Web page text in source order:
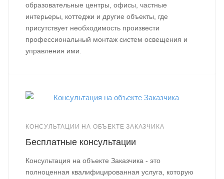
образовательные центры, офисы, частные
интерьеры, коттеджи и другие объекты, где
присутствует необходимость произвести
профессиональный монтаж систем освещения и
управления ими.
КОНСУЛЬТАЦИИ НА ОБЪЕКТЕ ЗАКАЗЧИКА
Бесплатные консультации
Консультация на объекте Заказчика - это
полноценная квалифицированная услуга, которую